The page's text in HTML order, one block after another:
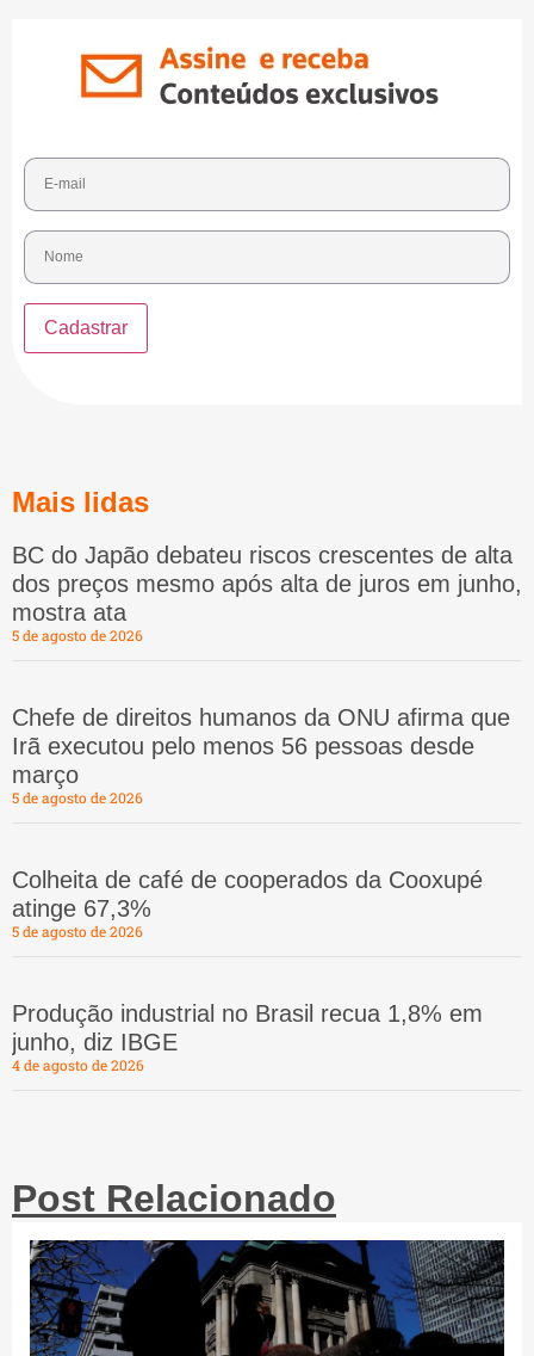
Mais lidas
BC do Japão debateu riscos crescentes de alta
dos preços mesmo após alta de juros em junho,
mostra ata
5 de agosto de 2026
Chefe de direitos humanos da ONU afirma que
Irã executou pelo menos 56 pessoas desde
março
5 de agosto de 2026
Colheita de café de cooperados da Cooxupé
atinge 67,3%
5 de agosto de 2026
Produção industrial no Brasil recua 1,8% em
junho, diz IBGE
4 de agosto de 2026
Post Relacionado